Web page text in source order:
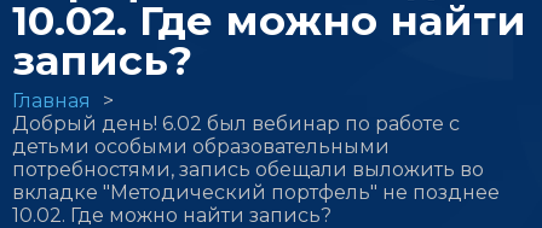
10.02. Где можно найти
запись?
Строка
навигации
Главная
Добрый день! 6.02 был вебинар по работе с
детьми особыми образовательными
потребностями, запись обещали выложить во
вкладке "Методический портфель" не позднее
10.02. Где можно найти запись?